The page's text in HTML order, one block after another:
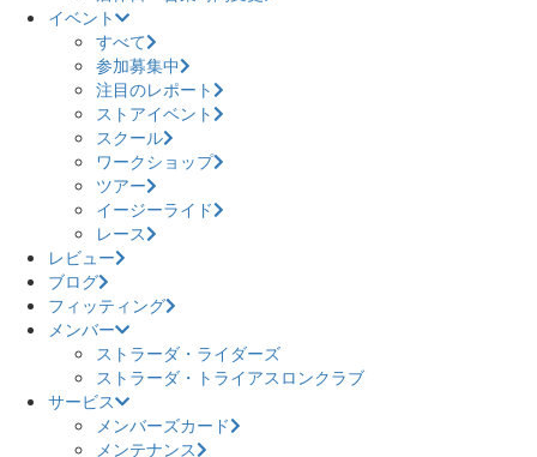
イベント
すべて
参加募集中
注目のレポート
ストアイベント
スクール
ワークショップ
ツアー
イージーライド
レース
レビュー
ブログ
フィッティング
メンバー
ストラーダ・ライダーズ
ストラーダ・トライアスロンクラブ
サービス
メンバーズカード
メンテナンス